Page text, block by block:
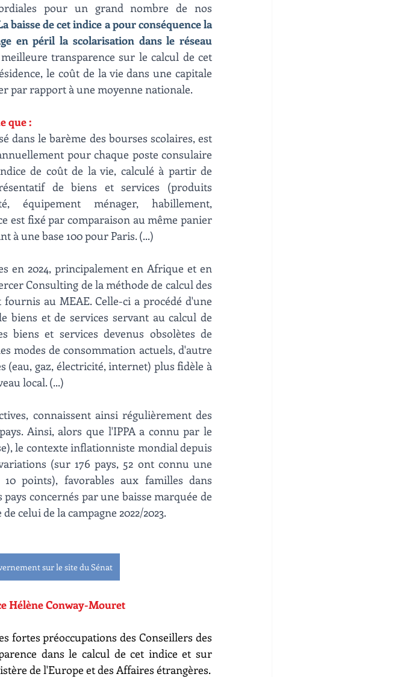
pour un grand nombre de nos
baisse de cet indice a pour conséquence la
en péril la scolarisation dans le réseau
transparence sur le calcul de cet
le coût de la vie dans une capitale
par rapport à une moyenne nationale.
que :
dans le barème des bourses scolaires, est
pour chaque poste consulaire
de coût de la vie, calculé à partir de
de biens et services (produits
équipement ménager, habillement,
est fixé par comparaison au même panier
à une base 100 pour Paris. (...)
en 2024, principalement en Afrique et en
Consulting de la méthode de calcul des
au MEAE. Celle-ci a procédé d'une
et de services servant au calcul de
et services devenus obsolètes de
modes de consommation actuels, d'autre
(eau, gaz, électricité, internet) plus fidèle à
local. (...)
connaissent ainsi régulièrement des
Ainsi, alors que l'IPPA a connu par le
le contexte inflationniste mondial depuis
(sur 176 pays, 52 ont connu une
points), favorables aux familles dans
concernés par une baisse marquée de
celui de la campagne 2022/2023.
sur le site du Sénat
Hélène Conway-Mouret
fortes préoccupations des Conseillers des
dans le calcul de cet indice et sur
de l'Europe et des Affaires étrangères.